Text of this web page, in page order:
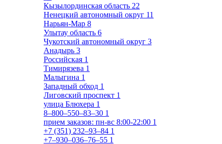
Кызылординская область 22
Ненецкий автономный округ 11
Нарьян-Мар 8
Улытау область 6
Чукотский автономный округ 3
Анадырь 3
Российская 1
Тимирязева 1
Малыгина 1
Западный обход 1
Лиговский проспект 1
улица Блюхера 1
8‒800‒550‒83‒30 1
прием заказов: пн-вс 8:00-22:00 1
+7 (351) 232‒93‒84 1
+7‒930‒036‒76‒55 1